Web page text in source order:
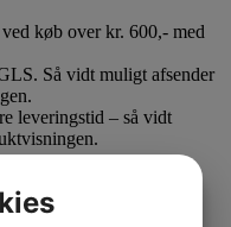
køb over kr. 600,- med
Så vidt muligt afsender
leveringstid – så vidt
GLS.